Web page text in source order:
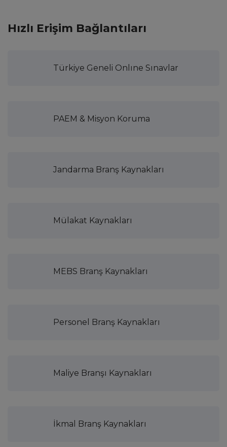
Hızlı Erişim Bağlantıları
Türkiye Geneli Onlıne Sınavlar
PAEM & Misyon Koruma
Jandarma Branş Kaynakları
Mülakat Kaynakları
MEBS Branş Kaynakları
Personel Branş Kaynakları
Maliye Branşı Kaynakları
İkmal Branş Kaynakları